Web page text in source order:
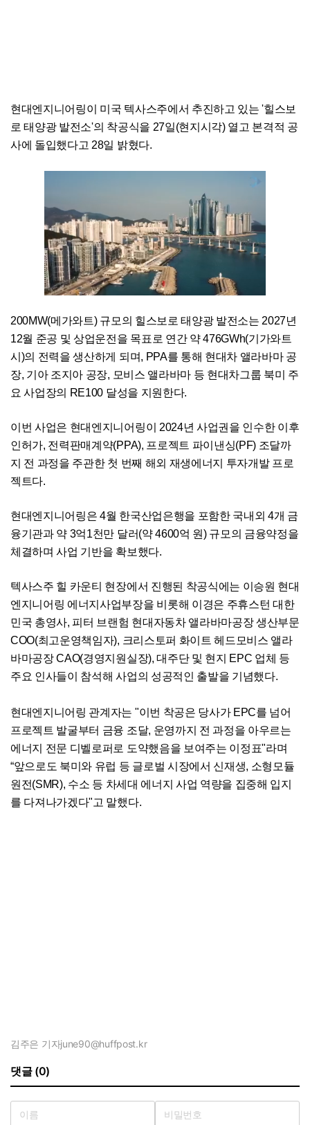
현대엔지니어링이 미국 텍사스주에서 추진하고 있는 '힐스보
로 태양광 발전소'의 착공식을 27일(현지시각) 열고 본격적 공
사에 돌입했다고 28일 밝혔다.
200MW(메가와트) 규모의 힐스보로 태양광 발전소는 2027년
12월 준공 및 상업운전을 목표로 연간 약 476GWh(기가와트
시)의 전력을 생산하게 되며, PPA를 통해 현대차 앨라바마 공
장, 기아 조지아 공장, 모비스 앨라바마 등 현대차그룹 북미 주
요 사업장의 RE100 달성을 지원한다.
이번 사업은 현대엔지니어링이 2024년 사업권을 인수한 이후
인허가, 전력판매계약(PPA), 프로젝트 파이낸싱(PF) 조달까
지 전 과정을 주관한 첫 번째 해외 재생에너지 투자개발 프로
젝트다.
현대엔지니어링은 4월 한국산업은행을 포함한 국내외 4개 금
융기관과 약 3억1천만 달러(약 4600억 원) 규모의 금융약정을
체결하며 사업 기반을 확보했다.
텍사스주 힐 카운티 현장에서 진행된 착공식에는 이승원 현대
엔지니어링 에너지사업부장을 비롯해 이경은 주휴스턴 대한
민국 총영사, 피터 브랜험 현대자동차 앨라바마공장 생산부문
COO(최고운영책임자), 크리스토퍼 화이트 헤드모비스 앨라
바마공장 CAO(경영지원실장), 대주단 및 현지 EPC 업체 등
주요 인사들이 참석해 사업의 성공적인 출발을 기념했다.
현대엔지니어링 관계자는 "이번 착공은 당사가 EPC를 넘어
프로젝트 발굴부터 금융 조달, 운영까지 전 과정을 아우르는
에너지 전문 디벨로퍼로 도약했음을 보여주는 이정표"라며
“앞으로도 북미와 유럽 등 글로벌 시장에서 신재생, 소형모듈
원전(SMR), 수소 등 차세대 에너지 사업 역량을 집중해 입지
를 다져나가겠다"고 말했다.
김주은 기자june90@huffpost.kr
댓글 (0)